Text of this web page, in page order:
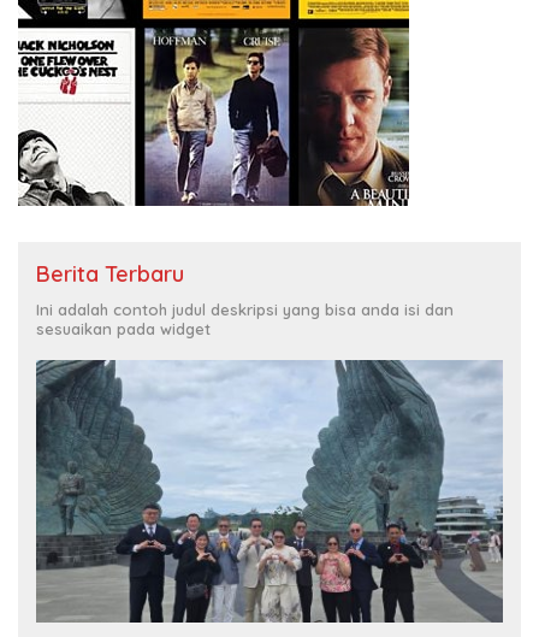
Berita Terbaru
Ini adalah contoh judul deskripsi yang bisa anda isi dan
sesuaikan pada widget